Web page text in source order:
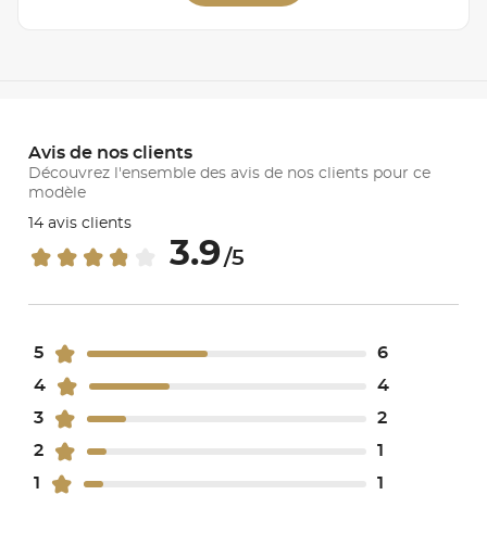
Avis de nos clients
Découvrez l'ensemble des avis de nos clients pour ce
modèle
14 avis clients
3.9/5
5
6
4
4
3
2
2
1
1
1